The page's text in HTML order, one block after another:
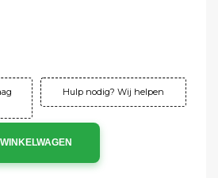
Hulp nodig? Wij helpen